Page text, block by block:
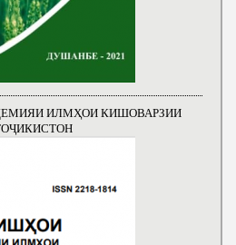
ИЛМҲОИ КИШОВАРЗИИ